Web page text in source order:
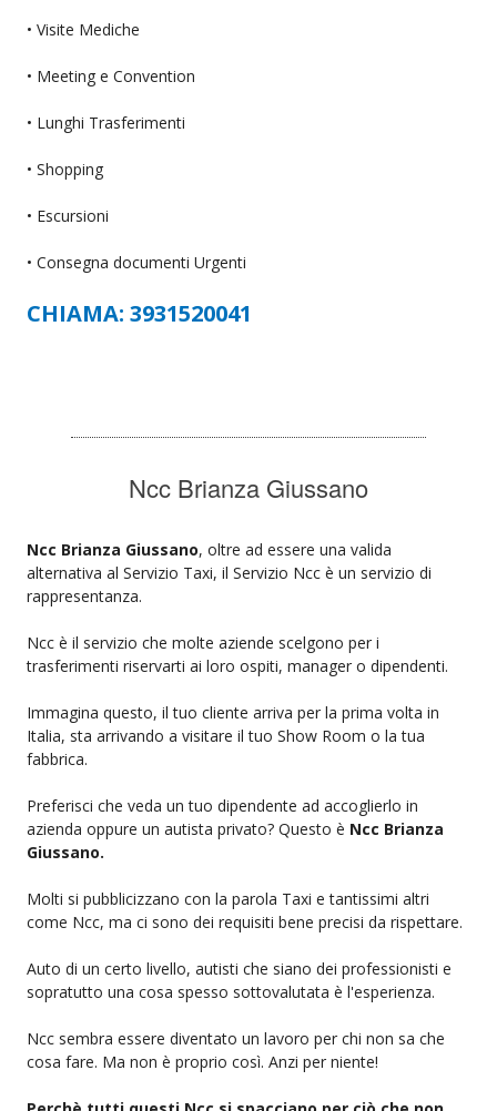
• Visite Mediche
• Meeting e Convention
• Lunghi Trasferimenti
• Shopping
• Escursioni
• Consegna documenti Urgenti
CHIAMA: 3931520041
Ncc Brianza Giussano
Ncc Brianza Giussano, oltre ad essere una valida
alternativa al Servizio Taxi, il Servizio Ncc è un servizio di
rappresentanza.
Ncc è il servizio che molte aziende scelgono per i
trasferimenti riservarti ai loro ospiti, manager o dipendenti.
Immagina questo, il tuo cliente arriva per la prima volta in
Italia, sta arrivando a visitare il tuo Show Room o la tua
fabbrica.
Preferisci che veda un tuo dipendente ad accoglierlo in
azienda oppure un autista privato? Questo è Ncc Brianza
Giussano.
Molti si pubblicizzano con la parola Taxi e tantissimi altri
come Ncc, ma ci sono dei requisiti bene precisi da rispettare.
Auto di un certo livello, autisti che siano dei professionisti e
sopratutto una cosa spesso sottovalutata è l'esperienza.
Ncc sembra essere diventato un lavoro per chi non sa che
cosa fare. Ma non è proprio così. Anzi per niente!